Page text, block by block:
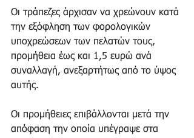
Οι τράπεζες άρχισαν να χρεώνουν κατά
την εξόφληση των φορολογικών
υποχρεώσεων των πελατών τους,
προμήθεια έως και 1,5 ευρώ ανά
συναλλαγή, ανεξαρτήτως από το ύψος
αυτής.
Οι προμήθειες επιβάλλονται μετά την
απόφαση την οποία υπέγραψε στα